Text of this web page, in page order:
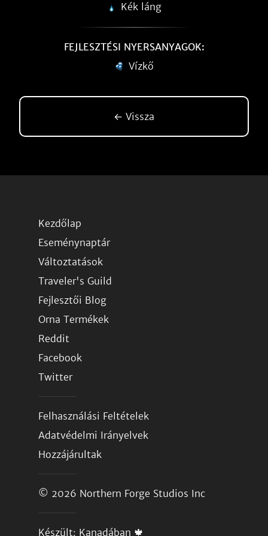
Kék láng
FEJLESZTÉSI NYERSANYAGOK:
Vízkő
← Vissza
Kezdőlap
Eseménynaptár
Változtatások
Traveler's Guild
Fejlesztői Blog
Orna Termékek
Reddit
Facebook
Twitter
Felhasználási Feltételek
Adatvédelmi Irányelvek
Hozzájárultak
© 2026 Northern Forge Studios Inc
Készült: Kanadában 🍁